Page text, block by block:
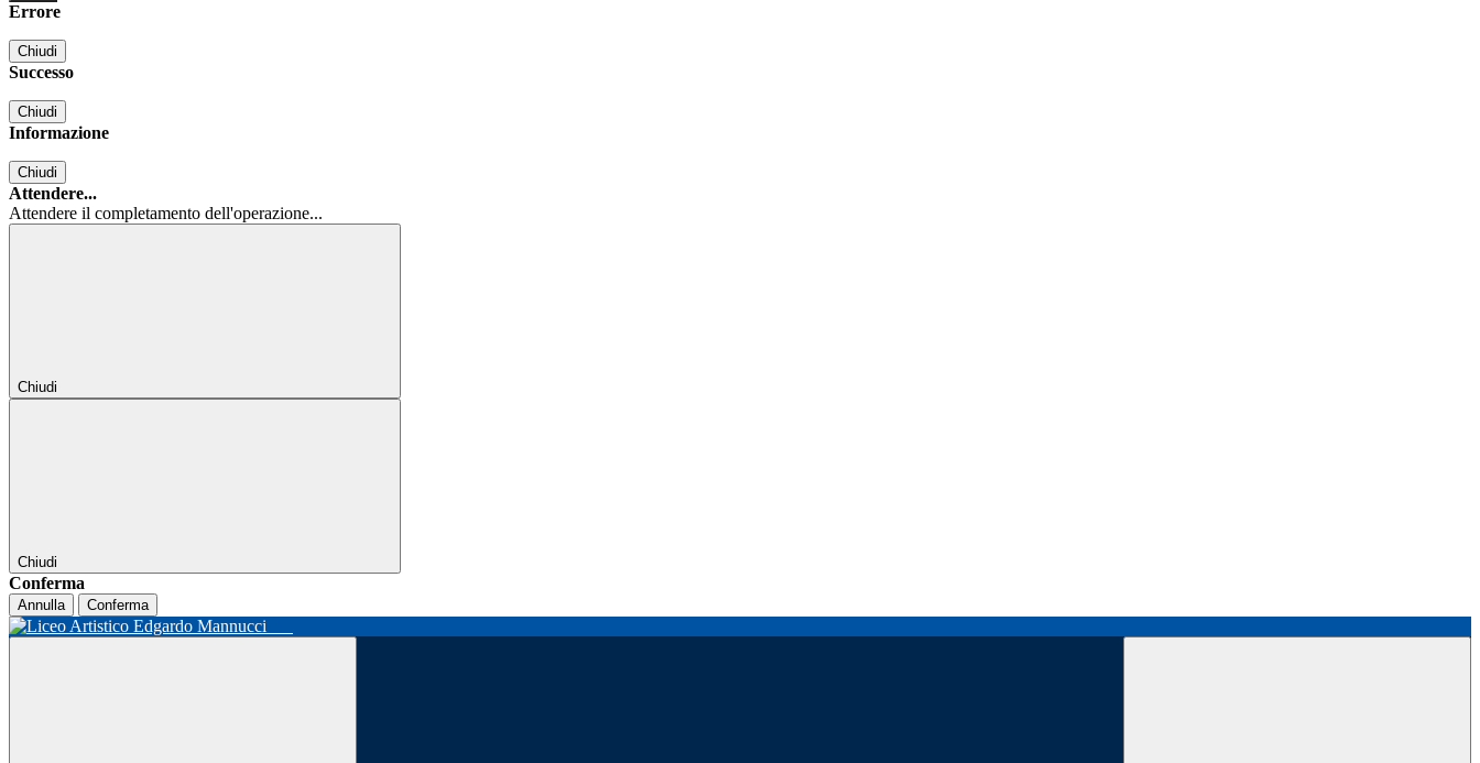
Errore
Chiudi
Successo
Chiudi
Informazione
Chiudi
Attendere...
Attendere il completamento dell'operazione...
Chiudi
Chiudi
Conferma
Annulla Conferma